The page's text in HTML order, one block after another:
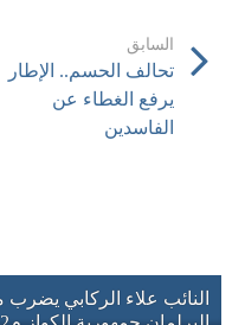
السابق
تحالف الحسم.. الإطار
يرفع الغطاء عن
الفاسدين
النائب علاء الركابي